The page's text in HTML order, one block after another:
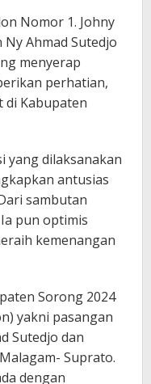
Nomor 1. Johny
Ahmad Sutedjo
menyerap
perhatian,
di Kabupaten
yang dilaksanakan
antusias
sambutan
pun optimis
kemenangan
Sorong 2024
yakni pasangan
Sutedjo dan
Suprato.
dengan